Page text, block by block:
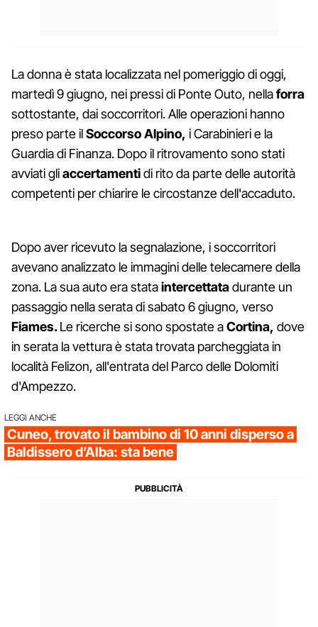
La donna è stata localizzata nel pomeriggio di oggi,
martedì 9 giugno, nei pressi di Ponte Outo, nellaforra
sottostante, dai soccorritori. Alle operazioni hanno
preso parte ilSoccorso Alpino, i Carabinieri e la
Guardia di Finanza. Dopo il ritrovamento sono stati
avviati gliaccertamentidi rito da parte delle autorità
competenti per chiarire le circostanze dell'accaduto.
Dopo aver ricevuto la segnalazione, i soccorritori
avevano analizzato le immagini delle telecamere della
zona. La sua auto era stataintercettatadurante un
passaggio nella serata di sabato 6 giugno, verso
Fiames.Le ricerche si sono spostate aCortina, dove
in serata la vettura è stata trovata parcheggiata in
località Felizon, all'entrata del Parco delle Dolomiti
d'Ampezzo.
LEGGI ANCHE
Cuneo, trovato il bambino di 10 anni disperso a
Baldissero d’Alba: sta bene